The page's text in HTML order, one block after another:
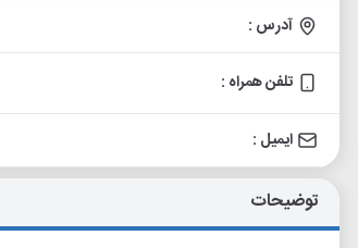
آدرس :
تلفن همراه :
ایمیل :
توضیحات